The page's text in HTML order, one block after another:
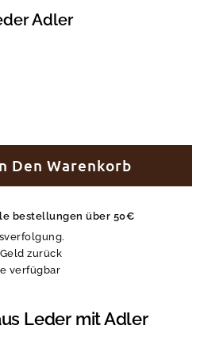
Adler
Den Warenkorb
bestellungen über 50€
zurück
verfügbar
Leder mit Adler